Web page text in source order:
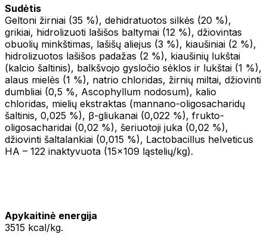
Sudėtis
Geltoni žirniai (35 %), dehidratuotos silkės (20 %),
grikiai, hidrolizuoti lašišos baltymai (12 %), džiovintas
obuolių minkštimas, lašišų aliejus (3 %), kiaušiniai (2 %),
hidrolizuotos lašišos padažas (2 %), kiaušinių lukštai
(kalcio šaltinis), balkšvojo gysločio sėklos ir lukštai (1 %),
alaus mielės (1 %), natrio chloridas, žirnių miltai, džiovinti
dumbliai (0,5 %, Ascophyllum nodosum), kalio
chloridas, mielių ekstraktas (mannano-oligosacharidų
šaltinis, 0,025 %), β-gliukanai (0,022 %), frukto-
oligosacharidai (0,02 %), šeriuotoji juka (0,02 %),
džiovinti šaltalankiai (0,015 %), Lactobacillus helveticus
HA – 122 inaktyvuota (15x109 ląstelių/kg).
Apykaitinė energija
3515 kcal/kg.